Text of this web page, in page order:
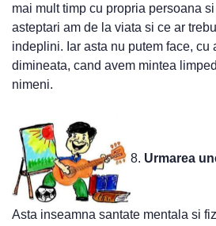
mai mult timp cu propria persoana
asteptari am de la viata si ce ar
indeplini. Iar asta nu putem face, cu
dimineata, cand avem mintea
nimeni.
8. Urmarea
Asta inseamna santate mentala si